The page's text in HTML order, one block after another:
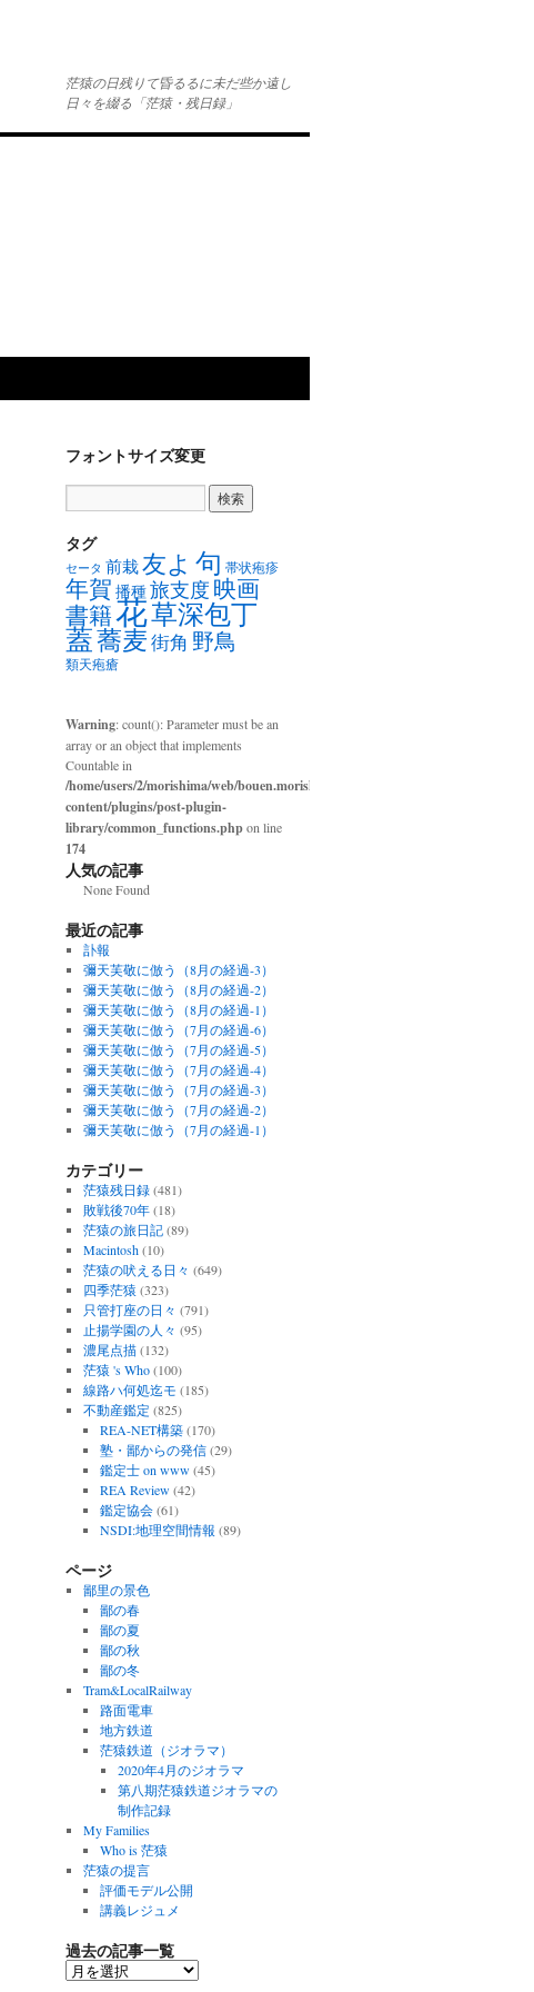
茫猿の日残りて昏るるに未だ些か遠し
日々を綴る「茫猿・残日録」
フォントサイズ変更
タグ
セータ 前栽友よ 句 帯状疱疹
年賀 播種旅支度 映画
書籍花草深包丁
蓋蕎麦街角 野鳥
類天疱瘡
Warning: count(): Parameter must be an
array or an object that implements
Countable in
/home/users/2/morishima/web/bouen.morishima.com/wp-
content/plugins/post-plugin-
library/common_functions.phpon line
174
人気の記事
None Found
最近の記事
訃報
彌天芙敬に倣う（8月の経過-3）
彌天芙敬に倣う（8月の経過-2）
彌天芙敬に倣う（8月の経過-1）
彌天芙敬に倣う（7月の経過-6）
彌天芙敬に倣う（7月の経過-5）
彌天芙敬に倣う（7月の経過-4）
彌天芙敬に倣う（7月の経過-3）
彌天芙敬に倣う（7月の経過-2）
彌天芙敬に倣う（7月の経過-1）
カテゴリー
茫猿残日録(481)
敗戦後70年(18)
茫猿の旅日記(89)
Macintosh(10)
茫猿の吠える日々 (649)
四季茫猿 (323)
只管打座の日々 (791)
止揚学園の人々 (95)
濃尾点描(132)
茫猿 's Who(100)
線路ハ何処迄モ (185)
不動産鑑定 (825)
REA-NET構築(170)
塾・鄙からの発信(29)
鑑定士 on www(45)
REA Review(42)
鑑定協会(61)
NSDI:地理空間情報 (89)
ページ
鄙里の景色
鄙の春
鄙の夏
鄙の秋
鄙の冬
Tram&LocalRailway
路面電車
地方鉄道
茫猿鉄道（ジオラマ）
2020年4月のジオラマ
第八期茫猿鉄道ジオラマの
制作記録
My Families
Who is 茫猿
茫猿の提言
評価モデル公開
講義レジュメ
過去の記事一覧
過